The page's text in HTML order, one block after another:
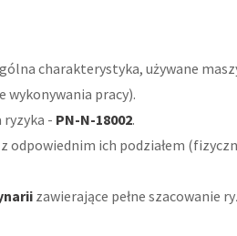
charakterystyka, używane
wykonywania pracy).
ryzyka - PN-N-18002.
ich podziałem
zawierające pełne szacowanie